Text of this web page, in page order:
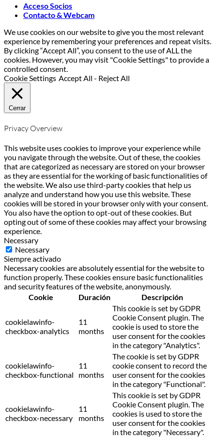
Acceso Socios
Contacto & Webcam
We use cookies on our website to give you the most relevant
experience by remembering your preferences and repeat visits.
By clicking “Accept All”, you consent to the use of ALL the
cookies. However, you may visit "Cookie Settings" to provide a
controlled consent.
Cookie Settings Accept All - Reject All
Cerrar
Privacy Overview
This website uses cookies to improve your experience while
you navigate through the website. Out of these, the cookies
that are categorized as necessary are stored on your browser
as they are essential for the working of basic functionalities of
the website. We also use third-party cookies that help us
analyze and understand how you use this website. These
cookies will be stored in your browser only with your consent.
You also have the option to opt-out of these cookies. But
opting out of some of these cookies may affect your browsing
experience.
Necessary
Necessary
Siempre activado
Necessary cookies are absolutely essential for the website to
function properly. These cookies ensure basic functionalities
and security features of the website, anonymously.
Cookie
Duración Descripción
cookielawinfo-
checkbox-analytics
11
months
This cookie is set by GDPR
Cookie Consent plugin. The
cookie is used to store the
user consent for the cookies
in the category "Analytics".
cookielawinfo-
checkbox-functional
11
months
The cookie is set by GDPR
cookie consent to record the
user consent for the cookies
in the category "Functional".
cookielawinfo-
checkbox-necessary
11
months
This cookie is set by GDPR
Cookie Consent plugin. The
cookies is used to store the
user consent for the cookies
in the category "Necessary".